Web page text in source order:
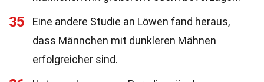
35
Eine andere Studie an Löwen fand heraus,
dass Männchen mit dunkleren Mähnen
erfolgreicher sind.